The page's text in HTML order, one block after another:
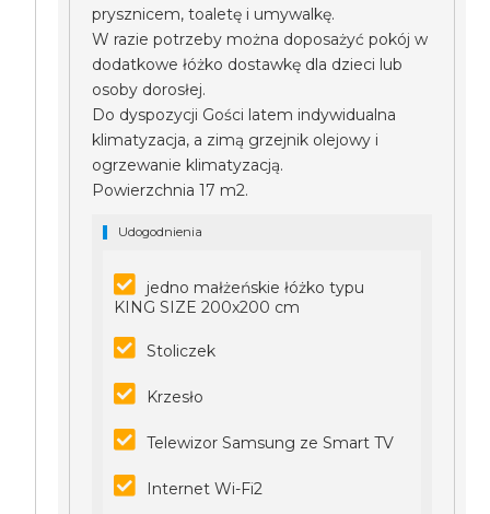
prysznicem, toaletę i umywalkę.
W razie potrzeby można doposażyć pokój w
dodatkowe łóżko dostawkę dla dzieci lub
osoby dorosłej.
Do dyspozycji Gości latem indywidualna
klimatyzacja, a zimą grzejnik olejowy i
ogrzewanie klimatyzacją.
Powierzchnia 17 m2.
Udogodnienia
jedno małżeńskie łóżko typu
KING SIZE 200x200 cm
Stoliczek
Krzesło
Telewizor Samsung ze Smart TV
Internet Wi-Fi2